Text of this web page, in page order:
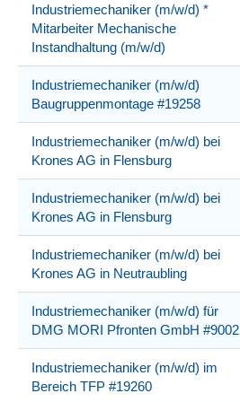
Industriemechaniker (m/w/d) *
Mitarbeiter Mechanische
Instandhaltung (m/w/d)
Industriemechaniker (m/w/d)
Baugruppenmontage #19258
Industriemechaniker (m/w/d) bei
Krones AG in Flensburg
Industriemechaniker (m/w/d) bei
Krones AG in Flensburg
Industriemechaniker (m/w/d) bei
Krones AG in Neutraubling
Industriemechaniker (m/w/d) für
DMG MORI Pfronten GmbH #9002
Industriemechaniker (m/w/d) im
Bereich TFP #19260